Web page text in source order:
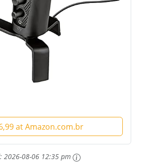
at Amazon.com.br
2026-08-06 12:35 pm